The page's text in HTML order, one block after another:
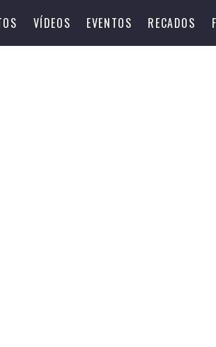
VÍDEOS EVENTOS RECADOS